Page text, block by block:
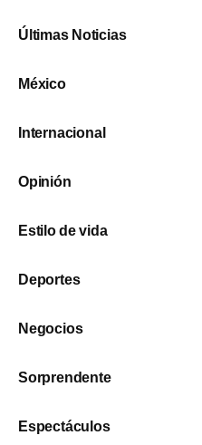
Últimas Noticias
México
Internacional
Opinión
Estilo de vida
Deportes
Negocios
Sorprendente
Espectáculos